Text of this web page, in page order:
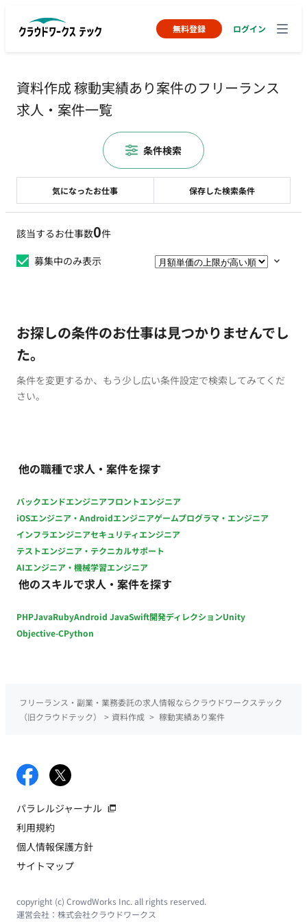
無料登録 ログイン
資料作成 稼動実績あり案件のフリーランス
求人・案件一覧
該当するお仕事数0件
募集中のみ表示
お探しの条件のお仕事は見つかりませんでし
た。
条件を変更するか、もう少し広い条件設定で検索してみてくだ
さい。
他の職種で求人・案件を探す
バックエンドエンジニアフロントエンジニア
iOSエンジニア・Androidエンジニアゲームプログラマ・エンジニア
インフラエンジニアセキュリティエンジニア
テストエンジニア・テクニカルサポート
AIエンジニア・機械学習エンジニア
他のスキルで求人・案件を探す
PHPJavaRubyAndroid JavaSwift開発ディレクションUnity
Objective-CPython
気になったお仕事 保存した検索条件
条件検索
フリーランス・副業・業務委託の求人情報ならクラウドワークステック
（旧クラウドテック）
> 資料作成 > 稼動実績あり案件
パラレルジャーナル
利用規約
個人情報保護方針
サイトマップ
copyright (c) CrowdWorks Inc. all rights reserved.
運営会社： 株式会社クラウドワークス